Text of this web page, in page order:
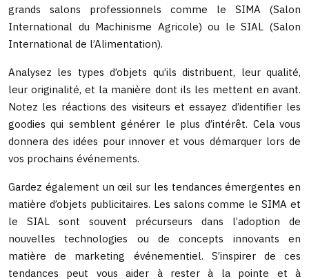
grands salons professionnels comme le SIMA (Salon
International du Machinisme Agricole) ou le SIAL (Salon
International de l’Alimentation).
Analysez les types d’objets qu’ils distribuent, leur qualité,
leur originalité, et la manière dont ils les mettent en avant.
Notez les réactions des visiteurs et essayez d’identifier les
goodies qui semblent générer le plus d’intérêt. Cela vous
donnera des idées pour innover et vous démarquer lors de
vos prochains événements.
Gardez également un œil sur les tendances émergentes en
matière d’objets publicitaires. Les salons comme le SIMA et
le SIAL sont souvent précurseurs dans l’adoption de
nouvelles technologies ou de concepts innovants en
matière de marketing événementiel. S’inspirer de ces
tendances peut vous aider à rester à la pointe et à